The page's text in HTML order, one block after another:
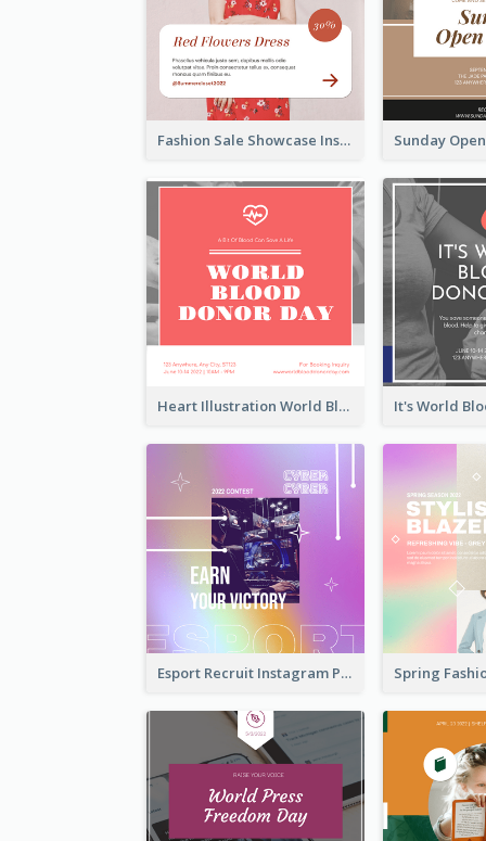
Fashion Sale Showcase Instagram Post
Heart Illustration World Blood Donor Day Instagram Post
Esport Recruit Instagram Post